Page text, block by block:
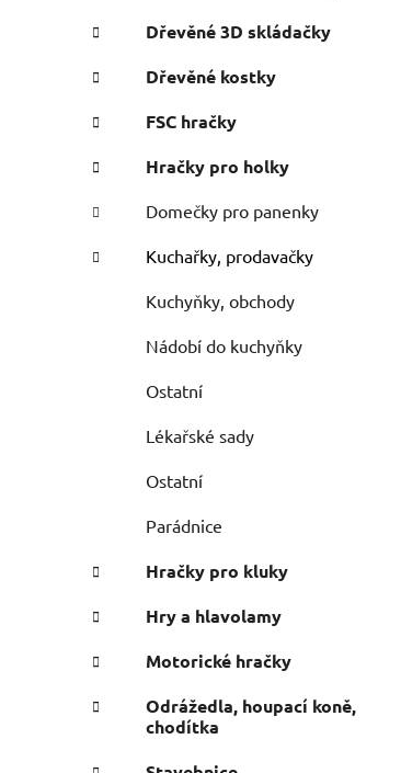
Dřevěné 3D skládačky
Dřevěné kostky
FSC hračky
Hračky pro holky
Domečky pro panenky
Kuchařky, prodavačky
Kuchyňky, obchody
Nádobí do kuchyňky
Ostatní
Lékařské sady
Ostatní
Parádnice
Hračky pro kluky
Hry a hlavolamy
Motorické hračky
Odrážedla, houpací koně,
chodítka